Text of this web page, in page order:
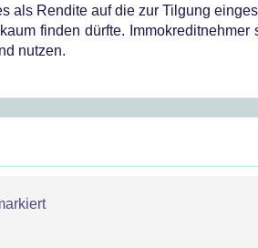
als Rendite auf die zur Tilgung
finden dürfte. Immokreditnehmer
nutzen.